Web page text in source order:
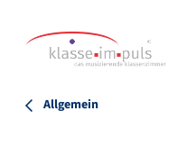
Allgemein